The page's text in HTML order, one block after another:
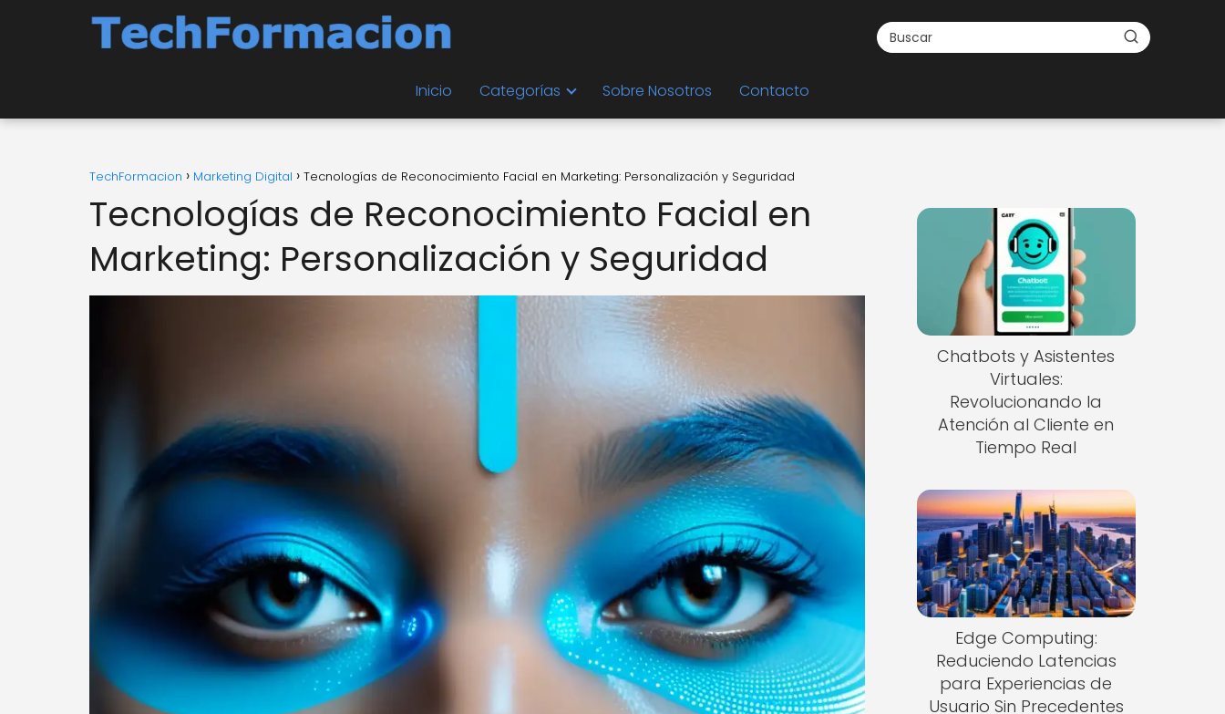
Inicio Categorías Sobre Nosotros Contacto
TechFormacion Marketing Digital Tecnologías de Reconocimiento Facial en Marketing: Personalización y Seguridad
Tecnologías de Reconocimiento Facial en
Marketing: Personalización y Seguridad
Chatbots y Asistentes
Virtuales:
Revolucionando la
Atención al Cliente en
Tiempo Real
Edge Computing:
Reduciendo Latencias
para Experiencias de
Usuario Sin Precedentes